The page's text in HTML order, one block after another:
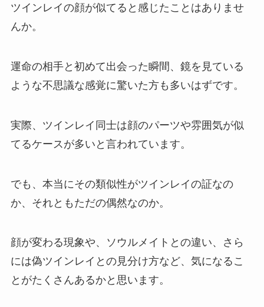
ツインレイの顔が似てると感じたことはありませ
んか。
運命の相手と初めて出会った瞬間、鏡を見ている
ような不思議な感覚に驚いた方も多いはずです。
実際、ツインレイ同士は顔のパーツや雰囲気が似
てるケースが多いと言われています。
でも、本当にその類似性がツインレイの証なの
か、それともただの偶然なのか。
顔が変わる現象や、ソウルメイトとの違い、さら
には偽ツインレイとの見分け方など、気になるこ
とがたくさんあるかと思います。